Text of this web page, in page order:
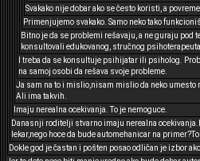
Svakako nije dobar ako se često koristi, a
Primenjujemo svakako. Samo neko tako
Bitno je da se problemi rešavaju, a ne guraju pod
konsultovali edukovanog, stručnog
I treba da se konsultuje psihijatar ili psiholog.
na samoj osobi da rešava svoje probleme.
Ja sam na to i mislio,nisam mislio da neko umesto
Ali ima takvih.
Imaju nerealna ocekivanja. To je nemoguce.
Danasnji roditelji stvarno imaju nerealna
lekar,nego hoce da bude automehanicar na
Dokle god je častan i pošten posao odličan je izbor